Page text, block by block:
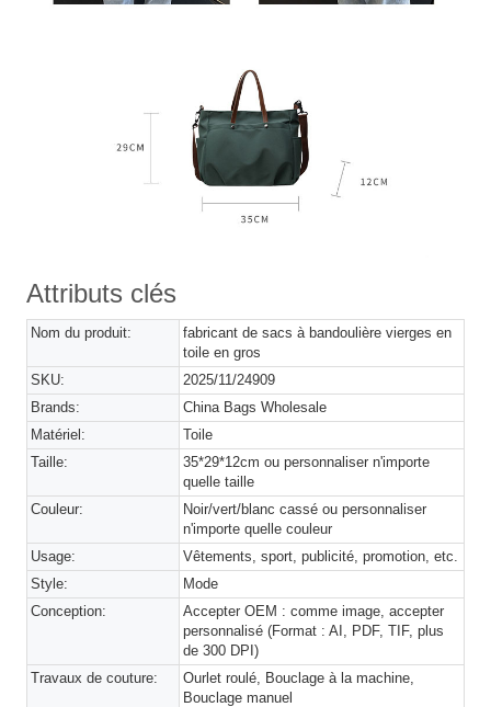
Attributs clés
Nom du produit:
fabricant de sacs à bandoulière vierges en
toile en gros
SKU:
2025/11/24909
Brands:
China Bags Wholesale
Matériel:
Toile
Taille:
35*29*12cm ou personnaliser n'importe
quelle taille
Couleur:
Noir/vert/blanc cassé ou personnaliser
n'importe quelle couleur
Usage:
Vêtements, sport, publicité, promotion, etc.
Style:
Mode
Conception:
Accepter OEM : comme image, accepter
personnalisé (Format : AI, PDF, TIF, plus
de 300 DPI)
Travaux de couture:
Ourlet roulé, Bouclage à la machine,
Bouclage manuel